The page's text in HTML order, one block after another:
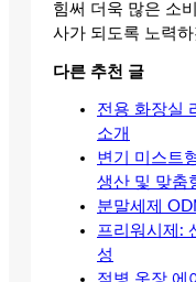
힘써 더욱 많은 소
사가 되도록 노력
다른 추천 글
전용 화장실
소개
변기 미스트
생산 및 맞춤
분말세제
프리워시제:
성